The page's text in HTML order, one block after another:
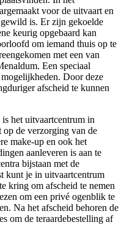
voor de uitvaart en
is. Er zijn gekoelde
keurig opgebaard kan
om iemand thuis op te
met een van
Een speciaal
Door deze
afscheid te kunnen
het uitvaartcentrum in
de verzorging van de
make-up en ook het
aanleveren is aan te
bijstaan met de
kunt je in uitvaartcentrum
kring om afscheid te nemen
om een privé ogenblik te
Na het afscheid behoren de
om de teraardebestelling af